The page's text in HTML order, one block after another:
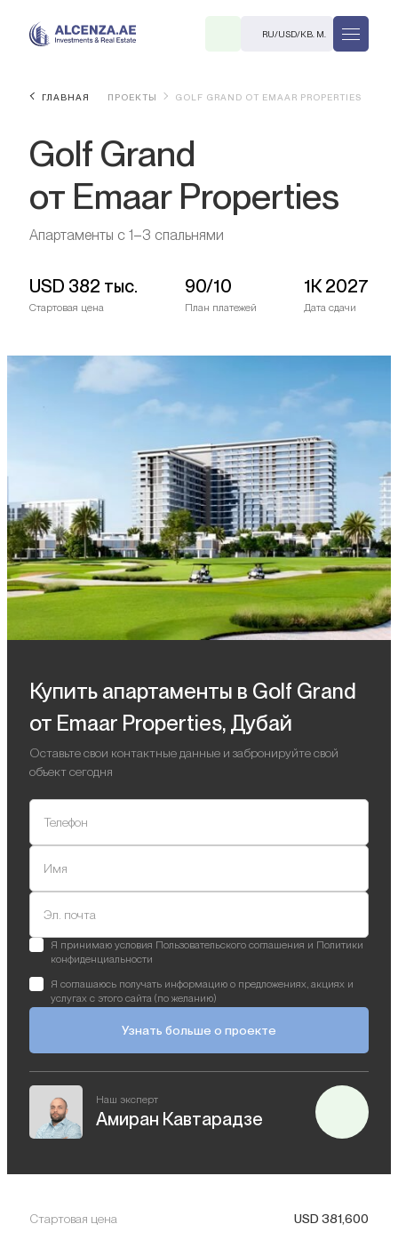
RU/USD/КВ. М.
ГЛАВНАЯ ПРОЕКТЫ GOLF GRAND ОТ EMAAR PROPERTIES
Golf Grand
от Emaar Properties
Апартаменты с 1–3 спальнями
USD 382 тыс.
Стартовая цена
90/10
План платежей
1К 2027
Дата сдачи
Купить апартаменты в Golf Grand
от Emaar Properties, Дубай
Оставьте свои контактные данные и забронируйте свой
объект сегодня
Телефон
Имя
Эл. почта
Я принимаю условия Пользовательского соглашения и Политики
конфиденциальности
Я соглашаюсь получать информацию о предложениях, акциях и
услугах с этого сайта (по желанию)
Узнать больше о проекте
Наш эксперт
Амиран Кавтарадзе
Стартовая цена USD 381,600